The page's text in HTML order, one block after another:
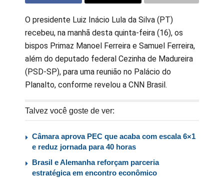
O presidente Luiz Inácio Lula da Silva (PT)
recebeu, na manhã desta quinta-feira (16), os
bispos Primaz Manoel Ferreira e Samuel Ferreira,
além do deputado federal Cezinha de Madureira
(PSD-SP), para uma reunião no Palácio do
Planalto, conforme revelou a CNN Brasil.
Talvez você goste de ver:
Câmara aprova PEC que acaba com escala 6×1
e reduz jornada para 40 horas
Brasil e Alemanha reforçam parceria
estratégica em encontro econômico